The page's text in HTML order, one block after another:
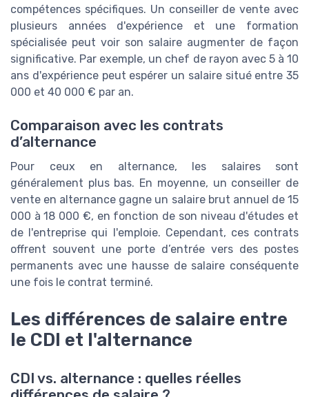
compétences spécifiques. Un conseiller de vente avec
plusieurs années d'expérience et une formation
spécialisée peut voir son salaire augmenter de façon
significative. Par exemple, un chef de rayon avec 5 à 10
ans d'expérience peut espérer un salaire situé entre 35
000 et 40 000 € par an.
Comparaison avec les contrats
d’alternance
Pour ceux en alternance, les salaires sont
généralement plus bas. En moyenne, un conseiller de
vente en alternance gagne un salaire brut annuel de 15
000 à 18 000 €, en fonction de son niveau d'études et
de l'entreprise qui l'emploie. Cependant, ces contrats
offrent souvent une porte d’entrée vers des postes
permanents avec une hausse de salaire conséquente
une fois le contrat terminé.
Les différences de salaire entre
le CDI et l'alternance
CDI vs. alternance : quelles réelles